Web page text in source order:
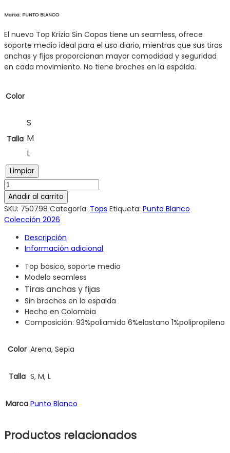
Marca: PUNTO BLANCO
El nuevo Top Krizia Sin Copas tiene un seamless, ofrece
soporte medio ideal para el uso diario, mientras que sus tiras
anchas y fijas proporcionan mayor comodidad y seguridad
en cada movimiento. No tiene broches en la espalda.
Color
Talla
S
M
L
Limpiar
Añadir al carrito
SKU: 750798 Categoría: Tops Etiqueta: Punto Blanco
Colección 2026
Descripción
Información adicional
Top basico, soporte medio
Modelo seamless
Tiras anchas y fijas
Sin broches en la espalda
Hecho en Colombia
Composición: 93%poliamida 6%elastano 1%polipropileno
Color Arena, Sepia
Talla S, M, L
Marca Punto Blanco
Productos relacionados